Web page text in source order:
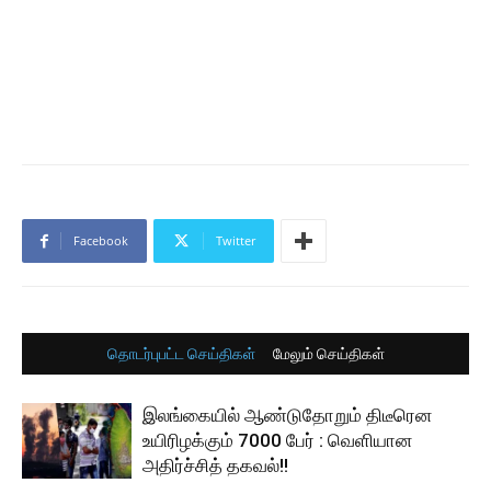
Facebook Twitter
தொடர்புபட்ட செய்திகள் மேலும் செய்திகள்
இலங்கையில் ஆண்டுதோறும் திடீரென
உயிரிழக்கும் 7000 பேர் : வெளியான
அதிர்ச்சித் தகவல்!!